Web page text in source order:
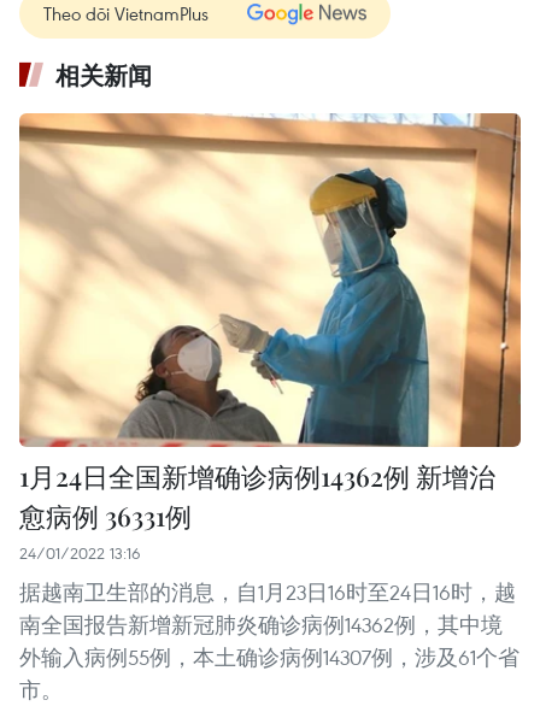
Theo dõi VietnamPlus
相关新闻
1月24日全国新增确诊病例14362例 新增治
愈病例 36331例
24/01/2022 13:16
据越南卫生部的消息，自1月23日16时至24日16时，越
南全国报告新增新冠肺炎确诊病例14362例，其中境
外输入病例55例，本土确诊病例14307例，涉及61个省
市。